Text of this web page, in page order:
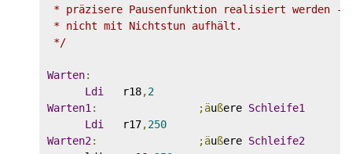
* präzisere Pausenfunktion realisiert werden
* nicht mit Nichtstun aufhält.
*/
Warten:
Ldi
r18,2
Warten1 : ;äußere Schleife1
Ldi
r17,250
Warten2: ;äußere Schleife2